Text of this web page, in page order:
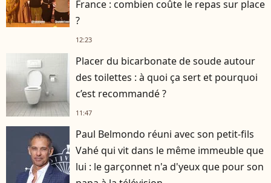
France : combien coûte le repas sur place
?
12:23
Placer du bicarbonate de soude autour
des toilettes : à quoi ça sert et pourquoi
c’est recommandé ?
11:47
Paul Belmondo réuni avec son petit-fils
Vahé qui vit dans le même immeuble que
lui : le garçonnet n'a d'yeux que pour son